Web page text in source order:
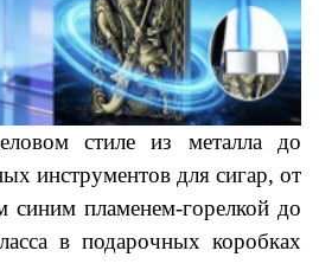
стиле из металла до
инструментов для сигар, от
синим пламенем-горелкой до
в подарочных коробках